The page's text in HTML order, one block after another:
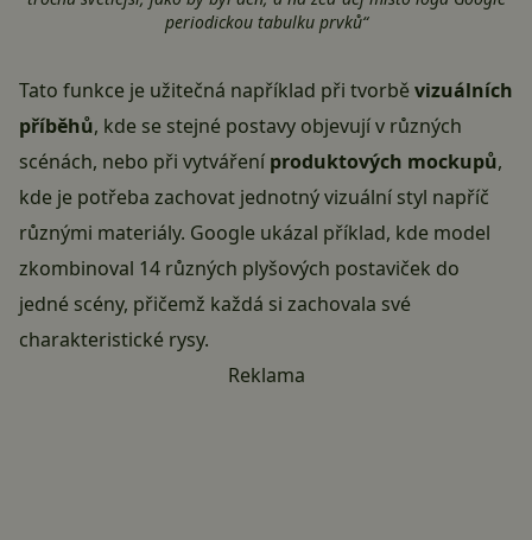
periodickou tabulku prvků“
Tato funkce je užitečná například při tvorběvizuálních
příběhů, kde se stejné postavy objevují v různých
scénách, nebo při vytváření produktových mockupů,
kde je potřeba zachovat jednotný vizuální styl napříč
různými materiály. Google ukázal příklad, kde model
zkombinoval 14 různých plyšových postaviček do
jedné scény, přičemž každá si zachovala své
charakteristické rysy.
Reklama